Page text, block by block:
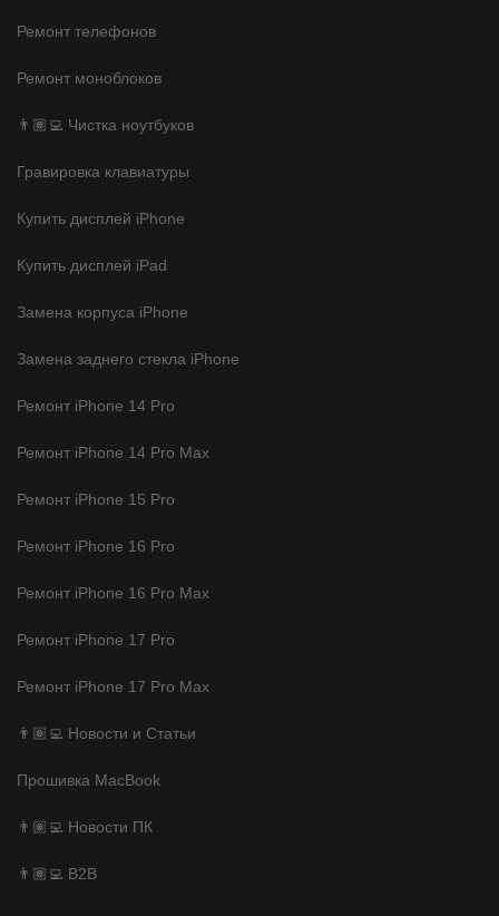
Ремонт телефонов
Ремонт моноблоков
👨🏽‍💻 Чистка ноутбуков
Гравировка клавиатуры
Купить дисплей iPhone
Купить дисплей iPad
Замена корпуса iPhone
Замена заднего стекла iPhone
Ремонт iPhone 14 Pro
Ремонт iPhone 14 Pro Max
Ремонт iPhone 15 Pro
Ремонт iPhone 16 Pro
Ремонт iPhone 16 Pro Max
Ремонт iPhone 17 Pro
Ремонт iPhone 17 Pro Max
👨🏽‍💻 Новости и Статьи
Прошивка MacBook
👨🏽‍💻 Новости ПК
👨🏽‍💻 B2B